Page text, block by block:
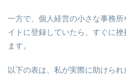
一方で、個人経営の小さな事務
イトに登録していたら、すぐに挫
ます。
以下の表は、私が実際に助けら